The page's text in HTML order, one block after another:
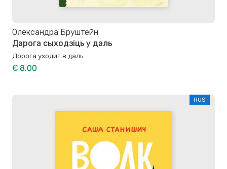
Олександра Бруштейн
Дарога сыходзіць у даль
Дорога уходит в даль
€ 8.00
RUS